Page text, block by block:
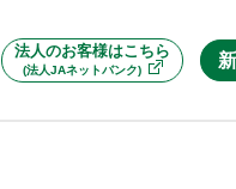
法人のお客様はこちら
(法人JAネットバンク)